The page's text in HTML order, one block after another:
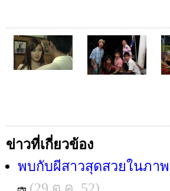
ข่าวที่เกี่ยวข้อง
พบกับผีสาวสุดสวยในภา